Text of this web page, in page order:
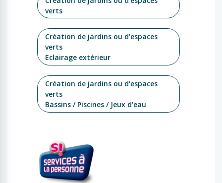
verts
Création de jardins ou d'espaces
verts
Eclairage extérieur
Création de jardins ou d'espaces
verts
Bassins / Piscines / Jeux d'eau